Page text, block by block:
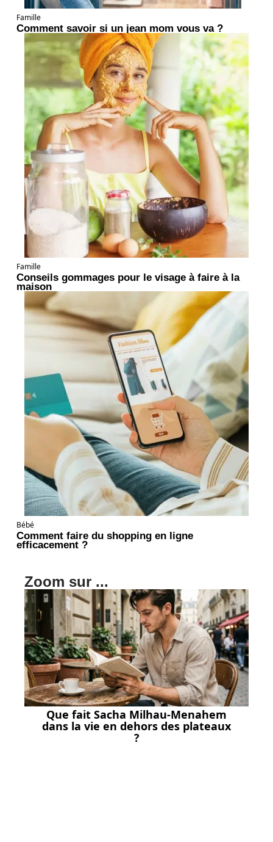
Famille
Comment savoir si un jean mom vous va ?
Famille
Conseils gommages pour le visage à faire à la
maison
Bébé
Comment faire du shopping en ligne
efficacement ?
Zoom sur ...
Que fait Sacha Milhau-Menahem
dans la vie en dehors des plateaux
?